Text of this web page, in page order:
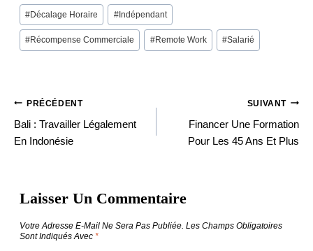
Post
Tags:
#Décalage Horaire #Indépendant
#Récompense Commerciale #Remote Work #Salarié
Navigation
De
L’article
PRÉCÉDENT
Bali : Travailler Légalement
En Indonésie
SUIVANT
Financer Une Formation
Pour Les 45 Ans Et Plus
Laisser Un Commentaire
Votre Adresse E-Mail Ne Sera Pas Publiée. Les Champs Obligatoires
Sont Indiqués Avec *